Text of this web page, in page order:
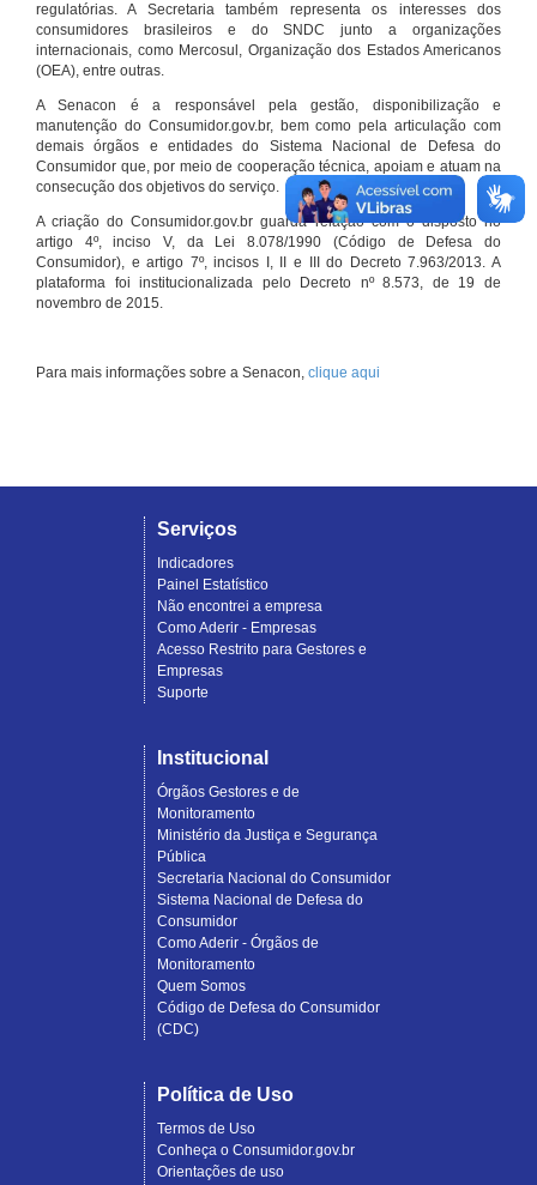
regulatórias. A Secretaria também representa os interesses dos
consumidores brasileiros e do SNDC junto a organizações
internacionais, como Mercosul, Organização dos Estados Americanos
(OEA), entre outras.
A Senacon é a responsável pela gestão, disponibilização e
manutenção do Consumidor.gov.br, bem como pela articulação com
demais órgãos e entidades do Sistema Nacional de Defesa do
Consumidor que, por meio de cooperação técnica, apoiam e atuam na
consecução dos objetivos do serviço.
A criação do Consumidor.gov.br guarda relação com o disposto no
artigo 4º, inciso V, da Lei 8.078/1990 (Código de Defesa do
Consumidor), e artigo 7º, incisos I, II e III do Decreto 7.963/2013. A
plataforma foi institucionalizada pelo Decreto nº 8.573, de 19 de
novembro de 2015.
Para mais informações sobre a Senacon, clique aqui
Serviços
Indicadores
Painel Estatístico
Não encontrei a empresa
Como Aderir - Empresas
Acesso Restrito para Gestores e
Empresas
Suporte
Institucional
Órgãos Gestores e de
Monitoramento
Ministério da Justiça e Segurança
Pública
Secretaria Nacional do Consumidor
Sistema Nacional de Defesa do
Consumidor
Como Aderir - Órgãos de
Monitoramento
Quem Somos
Código de Defesa do Consumidor
(CDC)
Política de Uso
Termos de Uso
Conheça o Consumidor.gov.br
Orientações de uso